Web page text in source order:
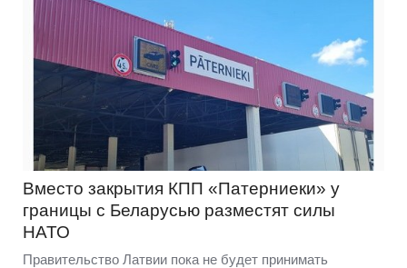
Вместо закрытия КПП «Патерниеки» у
границы с Беларусью разместят силы
НАТО
Правительство Латвии пока не будет принимать